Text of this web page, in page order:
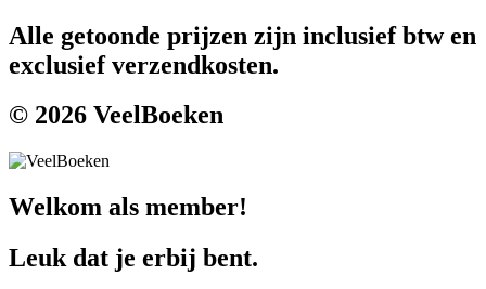
Alle getoonde prijzen zijn inclusief btw en
exclusief verzendkosten.
© 2026 VeelBoeken
Welkom als member!
Leuk dat je erbij bent.